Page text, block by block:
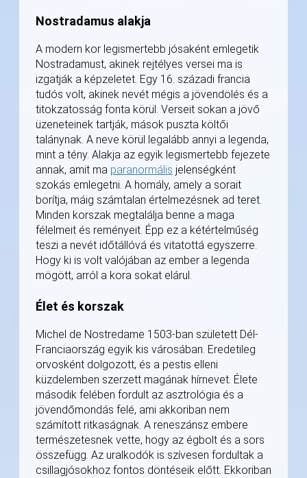
Nostradamus alakja
A modern kor legismertebb jósaként emlegetik
Nostradamust, akinek rejtélyes versei ma is
izgatják a képzeletet. Egy 16. századi francia
tudós volt, akinek nevét mégis a jövendölés és a
titokzatosság fonta körül. Verseit sokan a jövő
üzeneteinek tartják, mások puszta költői
talánynak. A neve körül legalább annyi a legenda,
mint a tény. Alakja az egyik legismertebb fejezete
annak, amit ma paranormális jelenségként
szokás emlegetni. A homály, amely a sorait
borítja, máig számtalan értelmezésnek ad teret.
Minden korszak megtalálja benne a maga
félelmeit és reményeit. Épp ez a kétértelműség
teszi a nevét időtállóvá és vitatottá egyszerre.
Hogy ki is volt valójában az ember a legenda
mögött, arról a kora sokat elárul.
Élet és korszak
Michel de Nostredame 1503-ban született Dél-
Franciaország egyik kis városában. Eredetileg
orvosként dolgozott, és a pestis elleni
küzdelemben szerzett magának hírnevet. Élete
második felében fordult az asztrológia és a
jövendőmondás felé, ami akkoriban nem
számított ritkaságnak. A reneszánsz embere
természetesnek vette, hogy az égbolt és a sors
összefügg. Az uralkodók is szívesen fordultak a
csillagjósokhoz fontos döntéseik előtt. Ekkoriban